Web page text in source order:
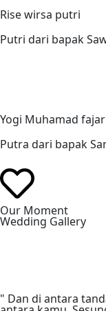
Rise wirsa putri
Yogi Muhamad fajar
Our Moment
Wedding Gallery